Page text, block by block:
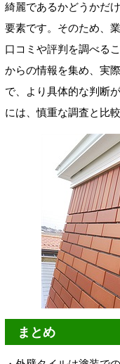
綺麗であるかどうかだ
要素です。そのため、
口コミや評判を調べる
からの情報を集め、実
で、より具体的な判断
には、慎重な調査と比
まとめ